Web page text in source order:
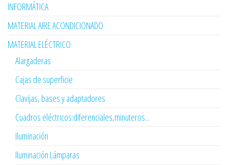
INFORMÁTICA
MATERIAL AIRE ACONDICIONADO
MATERIAL ELÉCTRICO
Alargaderas
Cajas de superficie
Clavijas, bases y adaptadores
Cuadros eléctricos:diferenciales,minuteros...
Iluminación
Iluminación Lámparas